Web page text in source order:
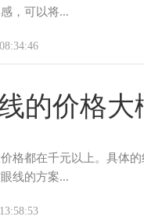
，可以将...
的价格大
格都在千元以上。具体
线的方案...